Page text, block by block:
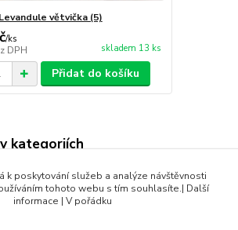
větvička (5)
/ks
DPH skladem 13 ks
Přidat do košíku
kategoriích
k poskytování služeb a analýze návštěvnosti
tohoto webu s tím souhlasíte.| Další
informace | V pořádku